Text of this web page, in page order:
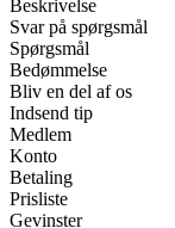
Beskrivelse
Svar på spørgsmål
Spørgsmål
Bedømmelse
Bliv en del af os
Indsend tip
Medlem
Konto
Betaling
Prisliste
Gevinster